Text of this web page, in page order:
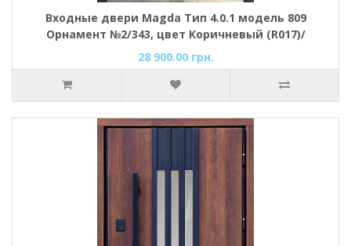
Входные двери Magda Тип 4.0.1 модель 809
Орнамент №2/343, цвет Коричневый (R017)/
Дримвуд коричневый
28 900.00 грн.